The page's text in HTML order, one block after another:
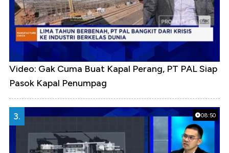
Video: Gak Cuma Buat Kapal Perang, PT PAL Siap
Pasok Kapal Penumpag
08:50
3.